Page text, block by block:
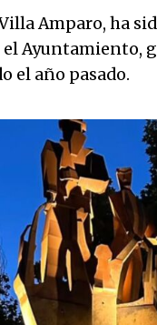
Amparo, ha
Ayuntamiento,
el año pasado.